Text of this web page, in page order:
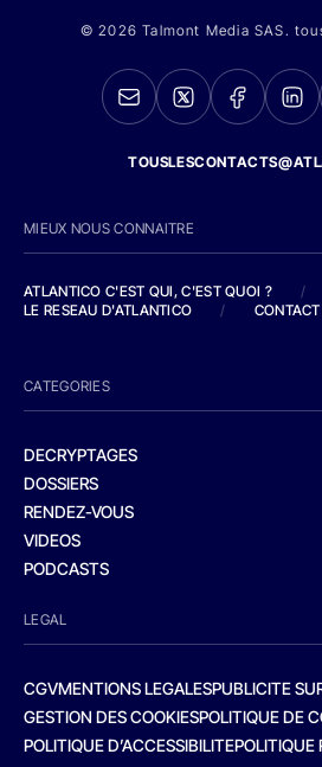
© 2026 Talmont Media SAS.
MIEUX NOUS CONNAITRE
ATLANTICO C'EST QUI, C'EST QUOI ?
/
LE RESEAU D'ATLANTICO
/ CONTACT
CATEGORIES
DECRYPTAGES
DOSSIERS
RENDEZ-VOUS
VIDEOS
PODCASTS
LEGAL
CGVMENTIONS LEGALESPUBLICITE
GESTION DES COOKIESPOLITIQUE DE
POLITIQUE D’ACCESSIBILITEPOLITIQUE